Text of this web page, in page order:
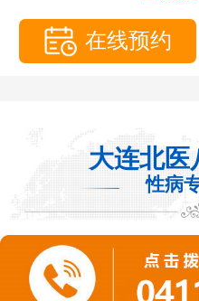
在线预约
大连北医
性病